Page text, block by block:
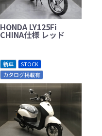
HONDA LY125Fi
CHINA仕様 レッド
新車
STOCK
カタログ掲載有